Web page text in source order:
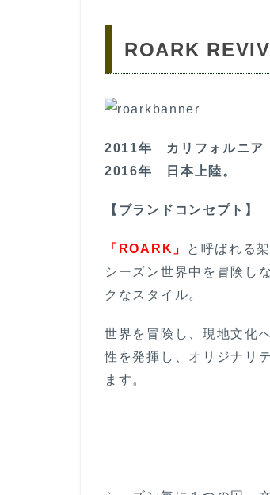
ROARK
2011年 カリフォルニア
2016年 日本上陸。
【ブランドコンセプト】
「ROARK」
と呼ばれる
シーズン世界中を冒険し
クなスタイル。
世界を冒険し、現地文化
性を発揮し、オリジナリ
ます。